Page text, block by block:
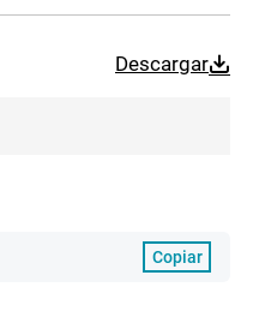
Descargar
Copiar